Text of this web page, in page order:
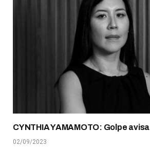
CYNTHIA YAMAMOTO: Golpe avisa
02/09/2023